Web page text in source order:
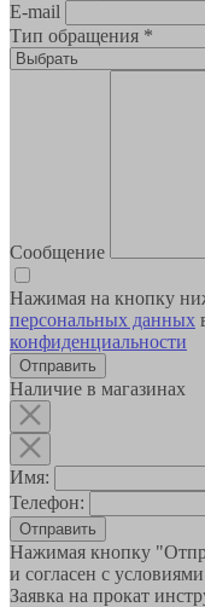
E-mail
Тип обращения *
Сообщение
Нажимая на кнопку
персональных данных
конфиденциальности
Наличие в магазинах
Имя:
Телефон:
Отправить
Нажимая кнопку
и согласен с условиями
Заявка на прокат